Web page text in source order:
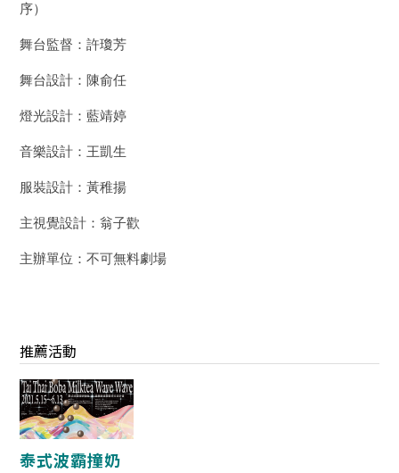
序）
舞台監督：許瓊芳
舞台設計：陳俞任
燈光設計：藍靖婷
音樂設計：王凱生
服裝設計：黃稚揚
主視覺設計：翁子歡
主辦單位：不可無料劇場
推薦活動
泰式波霸撞奶